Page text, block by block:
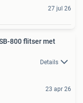
27 jul 26
800 flitser met
Details
23 apr 26